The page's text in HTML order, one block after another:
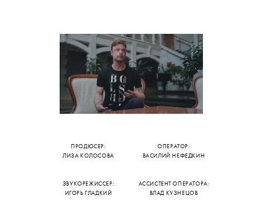
ПРОДЮСЕР:
ЛИЗА КОЛОСОВА
ОПЕРАТОР:
ВАСИЛИЙ НЕФЕДКИН
ЗВУКОРЕЖИССЕР:
ИГОРЬ ГЛАДКИЙ
АССИСТЕНТ ОПЕРАТОРА:
ВЛАД КУЗНЕЦОВ